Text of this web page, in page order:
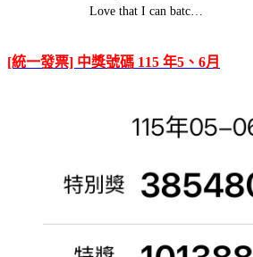
Love that I can batc…
[統一發票] 中獎號碼 115 年5、6月